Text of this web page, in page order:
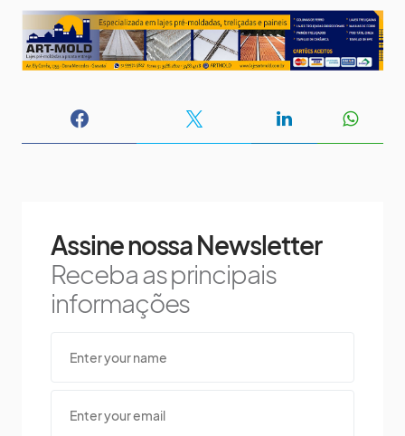
Assine nossa Newsletter
Receba as principais
informações